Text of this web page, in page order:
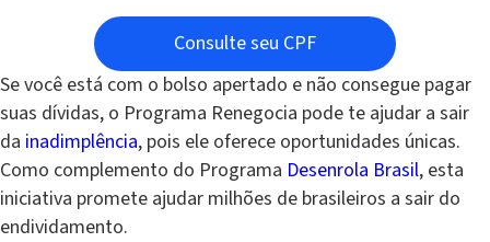
Consulte seu CPF
Se você está com o bolso apertado e não consegue pagar
suas dívidas, o Programa Renegocia pode te ajudar a sair
da inadimplência, pois ele oferece oportunidades únicas.
Como complemento do Programa Desenrola Brasil, esta
iniciativa promete ajudar milhões de brasileiros a sair do
endividamento.